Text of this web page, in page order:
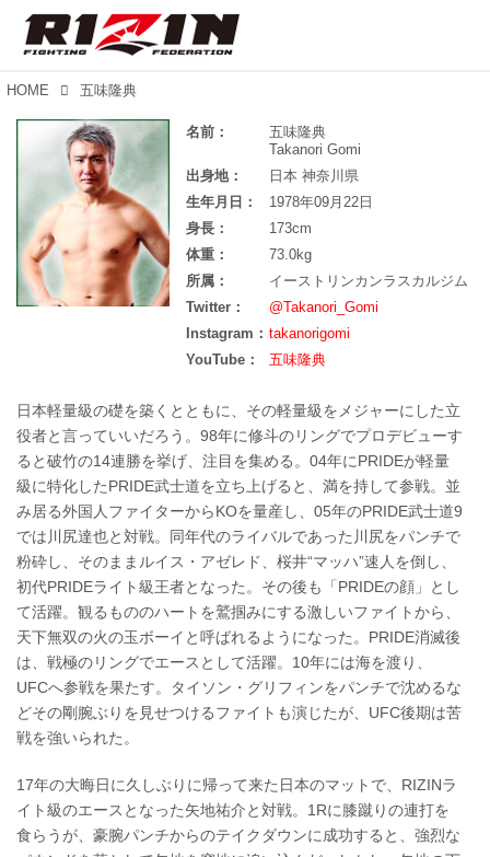
HOME 五味隆典
名前：
五味隆典
Takanori Gomi
出身地：
日本 神奈川県
生年月日：
1978年09月22日
身長：
173cm
体重：
73.0kg
所属：
イーストリンカンラスカルジム
Twitter：
Instagram： takanorigomi
YouTube：
五味隆典
日本軽量級の礎を築くとともに、その軽量級をメジャーにした立
役者と言っていいだろう。98年に修斗のリングでプロデビューす
ると破竹の14連勝を挙げ、注目を集める。04年にPRIDEが軽量
級に特化したPRIDE武士道を立ち上げると、満を持して参戦。並
み居る外国人ファイターからKOを量産し、05年のPRIDE武士道9
では川尻達也と対戦。同年代のライバルであった川尻をパンチで
粉砕し、そのままルイス・アゼレド、桜井“マッハ”速人を倒し、
初代PRIDEライト級王者となった。その後も「PRIDEの顔」とし
て活躍。観るもののハートを鷲掴みにする激しいファイトから、
天下無双の火の玉ボーイと呼ばれるようになった。PRIDE消滅後
は、戦極のリングでエースとして活躍。10年には海を渡り、
UFCへ参戦を果たす。タイソン・グリフィンをパンチで沈めるな
どその剛腕ぶりを見せつけるファイトも演じたが、UFC後期は苦
戦を強いられた。
17年の大晦日に久しぶりに帰って来た日本のマットで、RIZINラ
イト級のエースとなった矢地祐介と対戦。1Rに膝蹴りの連打を
食らうが、豪腕パンチからのテイクダウンに成功すると、強烈な